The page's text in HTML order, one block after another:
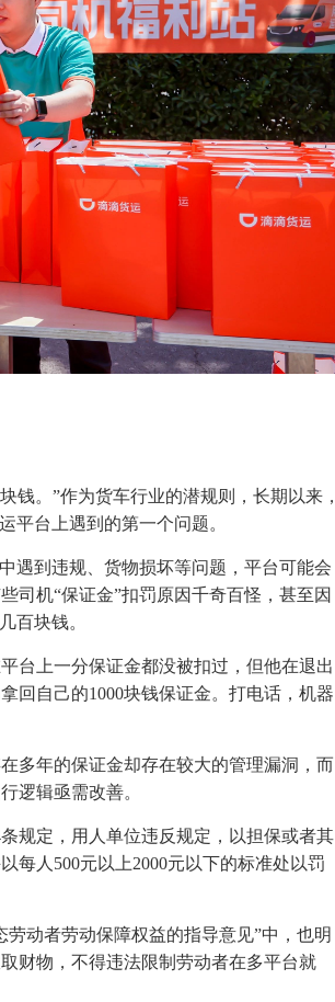
钱。”作为货车行业的潜规则，长期以来，
平台上遇到的第一个问题。
遇到违规、货物损坏等问题，平台可能会
司机“保证金”扣罚原因千奇百怪，甚至因
百块钱。
台上一分保证金都没被扣过，但他在退出
回自己的1000块钱保证金。打电话，机器
多年的保证金却存在较大的管理漏洞，而
逻辑亟需改善。
规定，用人单位违反规定，以担保或者其
每人500元以上2000元以下的标准处以罚
动者劳动保障权益的指导意见”中，也明
财物，不得违法限制劳动者在多平台就